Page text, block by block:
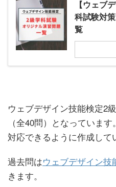
【ウェブ
科試験対
覧
ウェブデザイン技能検定2
（全40問）となっていま
対応できるように作成して
過去問はウェブデザイン技
きます。